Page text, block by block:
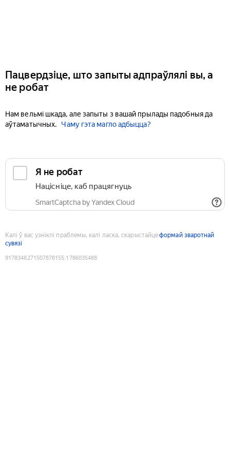
Пацвердзіце, што запыты адпраўлялі вы, а
не робат
Нам вельмі шкада, але запыты з вашай прылады падобныя да
аўтаматычных.
Чаму гэта магло адбыцца?
Я не робат
Націсніце, каб працягнуць
SmartCaptcha by Yandex Cloud
Калі ў вас узніклі праблемы, калі ласка, скарыстайцеформай зваротнай
сувязі
9178348271507878155:1786035488